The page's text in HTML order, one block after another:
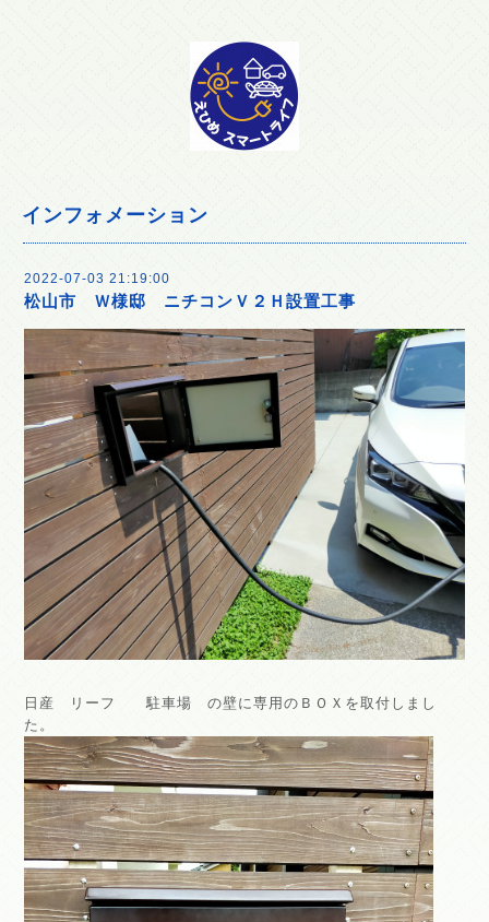
インフォメーション
2022-07-03 21:19:00
松山市 Ｗ様邸 ニチコンＶ２Ｈ設置工事
日産 リーフ 駐車場 の壁に専用のＢＯＸを取付しまし
た。